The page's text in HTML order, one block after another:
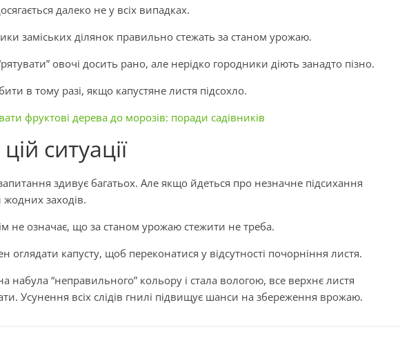
далеко не у всіх випадках.
заміських ділянок правильно стежать за станом урожаю.
овочі досить рано, але нерідко городники діють занадто пізно.
в тому разі, якщо капустяне листя підсохло.
фруктові дерева до морозів: поради садівників
ситуації
здивує багатьох. Але якщо йдеться про незначне підсихання
заходів.
не означає, що за станом урожаю стежити не треба.
оглядати капусту, щоб переконатися у відсутності почорніння листя.
набула “неправильного” кольору і стала вологою, все верхнє листя
Усунення всіх слідів гнилі підвищує шанси на збереження врожаю.